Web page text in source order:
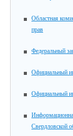
Областная
прав
Федеральный
Официальный
Официальный
Свердловской